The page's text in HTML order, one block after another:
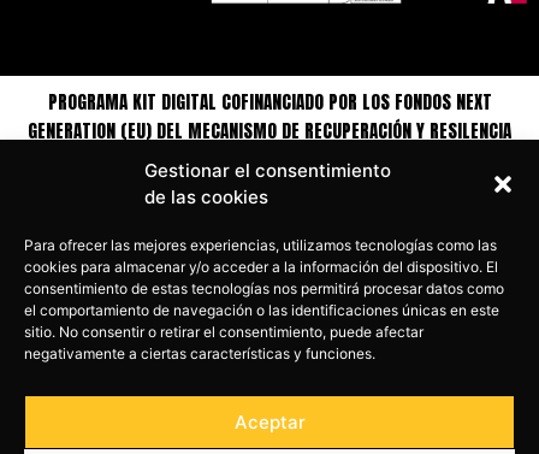
Gestionar el consentimiento
de las cookies
Para ofrecer las mejores experiencias, utilizamos tecnologías como las
cookies para almacenar y/o acceder a la información del dispositivo. El
consentimiento de estas tecnologías nos permitirá procesar datos como
el comportamiento de navegación o las identificaciones únicas en este
sitio. No consentir o retirar el consentimiento, puede afectar
negativamente a ciertas características y funciones.
Aceptar
PROGRAMA KIT DIGITAL COFINANCIADO POR LOS FONDOS NEXT
GENERATION (EU) DEL MECANISMO DE RECUPERACIÓN Y RESILENCIA